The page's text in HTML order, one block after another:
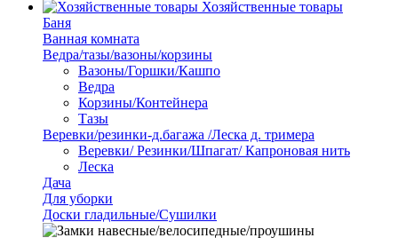
Хозяйственные товары
Баня
Ванная комната
Ведра/тазы/вазоны/корзины
Вазоны/Горшки/Кашпо
Ведра
Корзины/Контейнера
Тазы
Веревки/резинки-д.багажа /Леска д. тримера
Веревки/ Резинки/Шпагат/ Капроновая нить
Леска
Дача
Для уборки
Доски гладильные/Сушилки